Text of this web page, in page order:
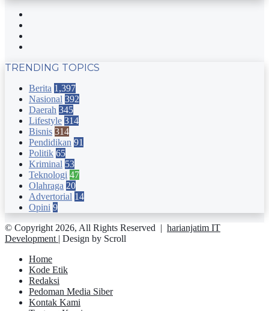
TRENDING TOPICS
Berita 1,397
Nasional 392
Daerah 345
Lifestyle 314
Bisnis 314
Pendidikan 91
Politik 65
Kriminal 53
Teknologi 47
Olahraga 20
Advertorial 14
Opini 9
© Copyright 2026, All Rights Reserved | harianjatim IT
Development | Design by Scroll
Home
Kode Etik
Redaksi
Pedoman Media Siber
Kontak Kami